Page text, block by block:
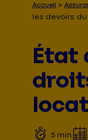
Accueil
les devoirs
État
5 min